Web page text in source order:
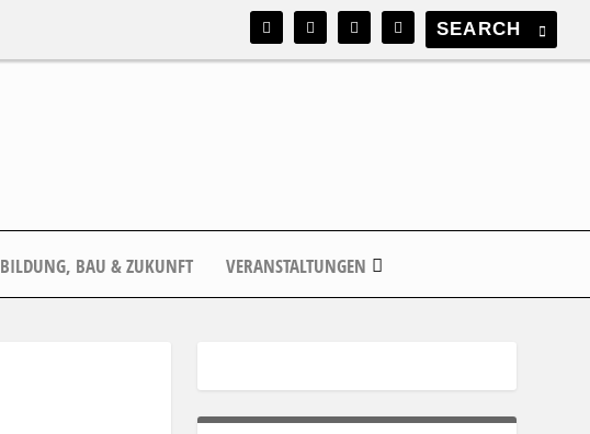
BILDUNG, BAU & ZUKUNFT VERANSTALTUNGEN